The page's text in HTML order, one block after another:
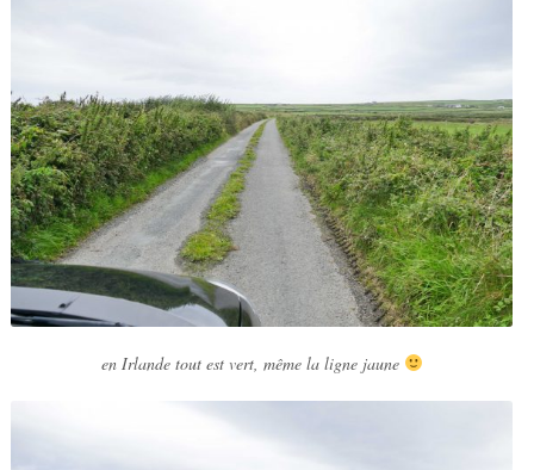
en Irlande tout est vert, même la ligne jaune